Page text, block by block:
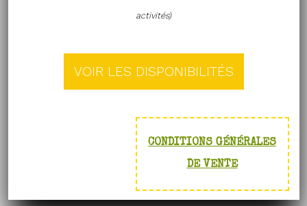
activités)
CONDITIONS GÉNÉRALES
DE VENTE